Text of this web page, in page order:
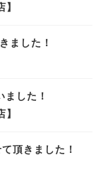
ました！
した！
頂きました！